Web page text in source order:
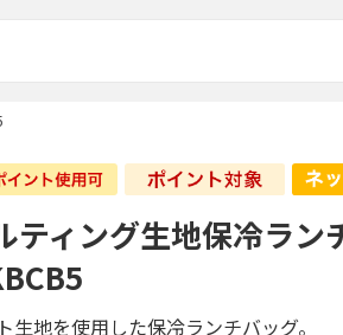
ティング生地保冷ラン
生地を使用した保冷ランチバッグ。